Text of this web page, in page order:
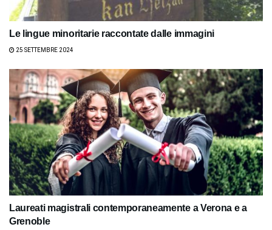
Le lingue minoritarie raccontate dalle immagini
25 SETTEMBRE 2024
Laureati magistrali contemporaneamente a Verona e a
Grenoble